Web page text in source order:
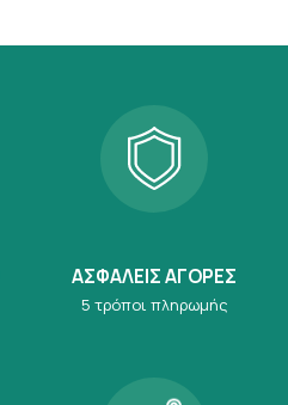
ΑΣΦΑΛΕΙΣ ΑΓΟΡΕΣ
5 τρόποι πληρωμής